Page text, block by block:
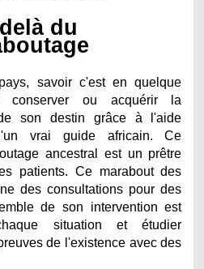
du
savoir c'est en quelque
conserver ou acquérir la
son destin grâce à l'aide
vrai guide africain. Ce
ancestral est un prêtre
patients. Ce marabout des
des consultations pour des
de son intervention est
situation et étudier
de l'existence avec des